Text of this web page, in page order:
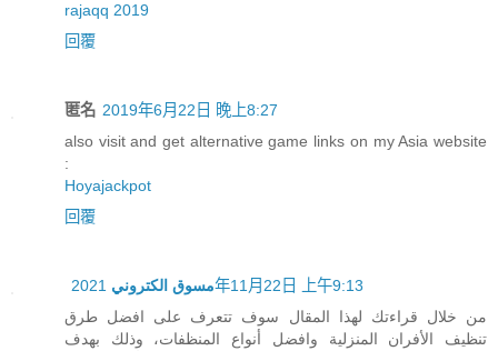
rajaqq 2019
回覆
匿名 2019年6月22日 晚上8:27
also visit and get alternative game links on my Asia website
:
Hoyajackpot
回覆
مسوق الكتروني2021年11月22日 上午9:13
من خلال قراءتك لهذا المقال سوف تتعرف على افضل طرق
تنظيف الأفران المنزلية وافضل أنواع المنظفات، وذلك بهدف